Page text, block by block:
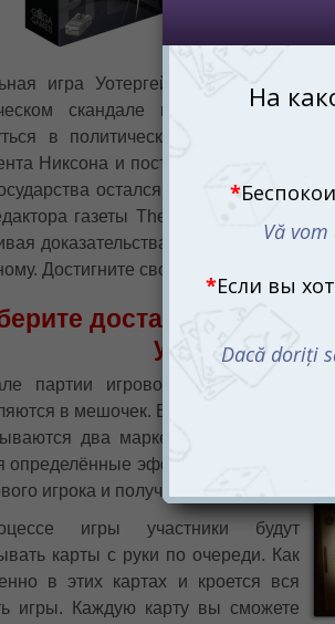
игра Уотергейт (Watergate)
скандале во всей
в политическом
Никсона и постарается скрывать
остался на своём посту
газеты The Washington Post,
доказательства причастности
Достигните своих целей!
достаточное
усилия,
партии игровое поле
в мешочек. В начале каждого
два маркера, красный,
определённые эффекты и белый
игрока и получение карт.
игры участники будут
карты с руки по очереди. Как
в этих картах и кроется вся
игры. Каждую карту вы сможете